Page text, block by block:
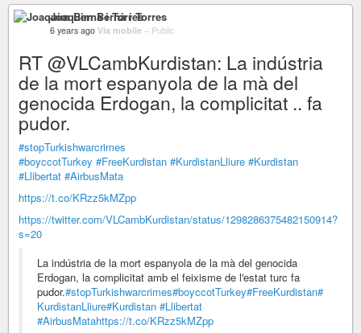
Joaquim Bernà i Torres
6 years ago Via mobile – Public
RT @VLCambKurdistan: La indústria
de la mort espanyola de la mà del
genocida Erdogan, la complicitat .. fa
pudor.
#stopTurkishwarcrimes
#boyccotTurkey #FreeKurdistan #KurdistanLliure #Kurdistan
#Llibertat #AirbusMata
https://t.co/KRzz5kMZpp
https://twitter.com/VLCambKurdistan/status/1298286375482150914?
s=20
La indústria de la mort espanyola de la mà del genocida
Erdogan, la complicitat amb el feixisme de l'estat turc fa
pudor.#stopTurkishwarcrimes#boyccotTurkey#FreeKurdistan#
KurdistanLliure#Kurdistan #Llibertat
#AirbusMatahttps://t.co/KRzz5kMZpp